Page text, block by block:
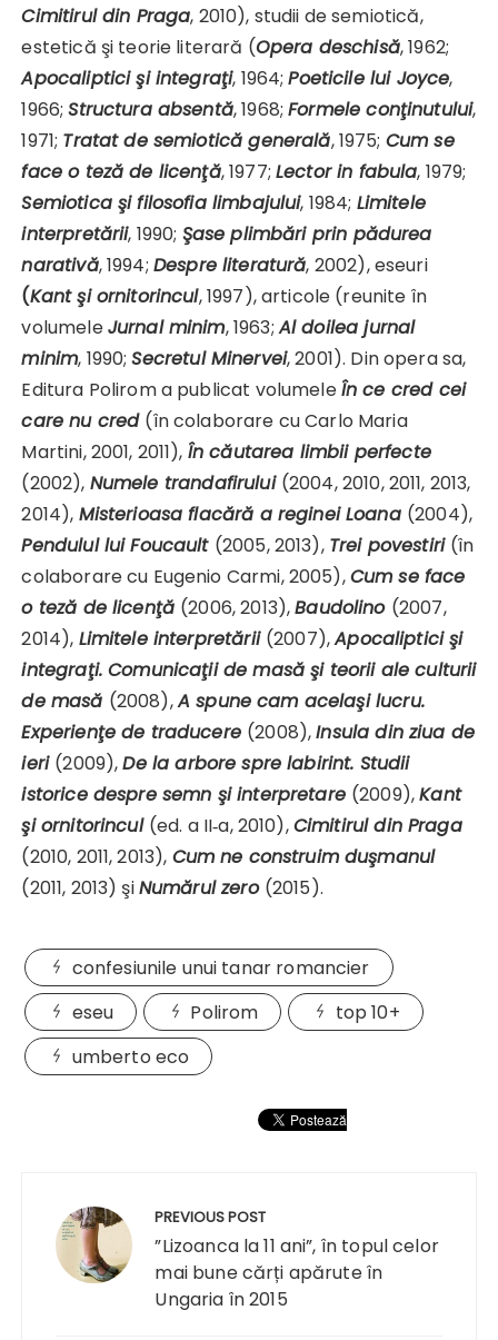
Cimitirul din Praga, 2010), studii de semiotică,
estetică şi teorie literară (Opera deschisă, 1962;
Apocaliptici şi integraţi, 1964;Poeticile lui Joyce,
1966; Structura absentă, 1968; Formele conţinutului,
1971; Tratat de semiotică generală, 1975; Cum se
face o teză de licenţă, 1977; Lector in fabula, 1979;
Semiotica şi filosofia lim­bajului, 1984; Limitele
interpretării, 1990; Şase plimbări prin pădurea
narativă, 1994; Despre literatură, 2002), eseuri
(Kant şi ornitorincul, 1997), articole (reunite în
volumeleJurnal minim, 1963; Al doilea jurnal
minim, 1990; Secretul Minervei, 2001). Din opera sa,
Editura Polirom a publicat volumeleÎn ce cred cei
care nu cred (în colaborare cu Carlo Maria
Martini, 2001, 2011), În căutarea limbii perfecte
(2002), Numele trandafirului (2004, 2010, 2011, 2013,
2014), Misterioasa flacără a reginei Loana (2004),
Pendulul lui Foucault (2005, 2013), Trei povestiri (în
colaborare cu Eugenio Carmi, 2005),Cum se face
o teză de licenţă (2006, 2013),Baudolino (2007,
2014), Limitele interpretării (2007),Apocaliptici şi
inte­graţi. Comunicaţii de masă şi teorii ale culturii
de masă (2008),A spune cam acelaşi lucru.
Experienţe de traducere (2008),Insula din ziua de
ieri (2009),De la arbore spre labirint. Studii
istorice despre semn şi interpretare (2009),Kant
şi ornitorincul (ed. a II‑a, 2010),Cimitirul din Praga
(2010, 2011, 2013), Cum ne construim duşmanul
(2011, 2013) şiNumărul zero (2015).
confesiunile unui tanar romancier
eseu
Polirom
top 10+
umberto eco
articole
PREVIOUS POST
”Lizoanca la 11 ani”, în topul celor
mai bune cărți apărute în
Ungaria în 2015